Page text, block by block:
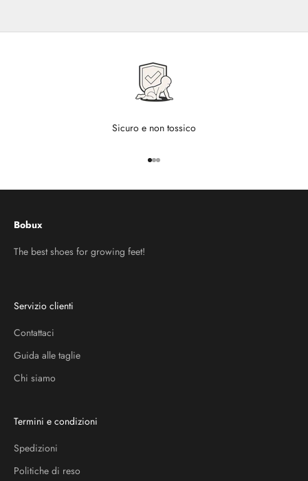
Sicuro e non tossico
Vai all'articolo 1
Vai all'articolo 2
Vai all'articolo 3
Bobux
The best shoes for growing feet!
Servizio clienti
Contattaci
Guida alle taglie
Chi siamo
Termini e condizioni
Spedizioni
Politiche di reso